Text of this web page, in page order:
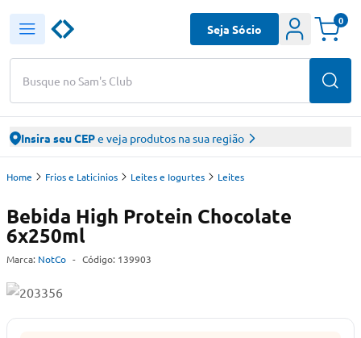
Busque no Sam's Club
Seja Sócio
0
Insira seu CEPe veja produtos na sua região
Home Frios e Laticinios Leites e Iogurtes Leites
Bebida High Protein Chocolate
6x250ml
Marca: NotCo - Código: 139903